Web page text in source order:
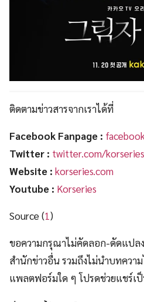
ติดตามข่าวสารจากเราได้ที่
Facebook Fanpage :
Twitter : twitter.com/korseries
Website : korseries.com
Youtube : Korseries
Source (1)
ขอความกรุณาไม่คัดลอก-ดัดแปล
สำนักข่าวอื่น รวมถึงไม่นำบทควา
แพลตฟอร์มใด ๆ โปรดช่วยแชร์เ